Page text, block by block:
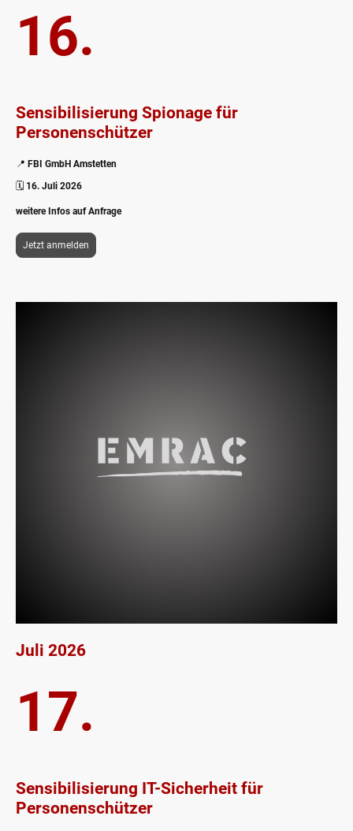
16.
Sensibilisierung Spionage für
Personenschützer
📍 FBI GmbH Amstetten
🗓️ 16. Juli 2026
weitere Infos auf Anfrage
Jetzt anmelden
Juli 2026
17.
Sensibilisierung IT-Sicherheit für
Personenschützer